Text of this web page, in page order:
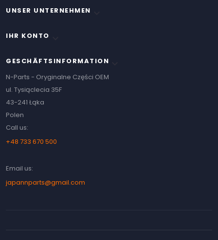
UNSER UNTERNEHMEN
IHR KONTO
GESCHÄFTSINFORMATION
N-Parts - Oryginalne Części OEM
ul. Tysiąclecia 35F
43-241 Łąka
Polen
Call us:
+48 733 670 500
Email us:
japannparts@gmail.com